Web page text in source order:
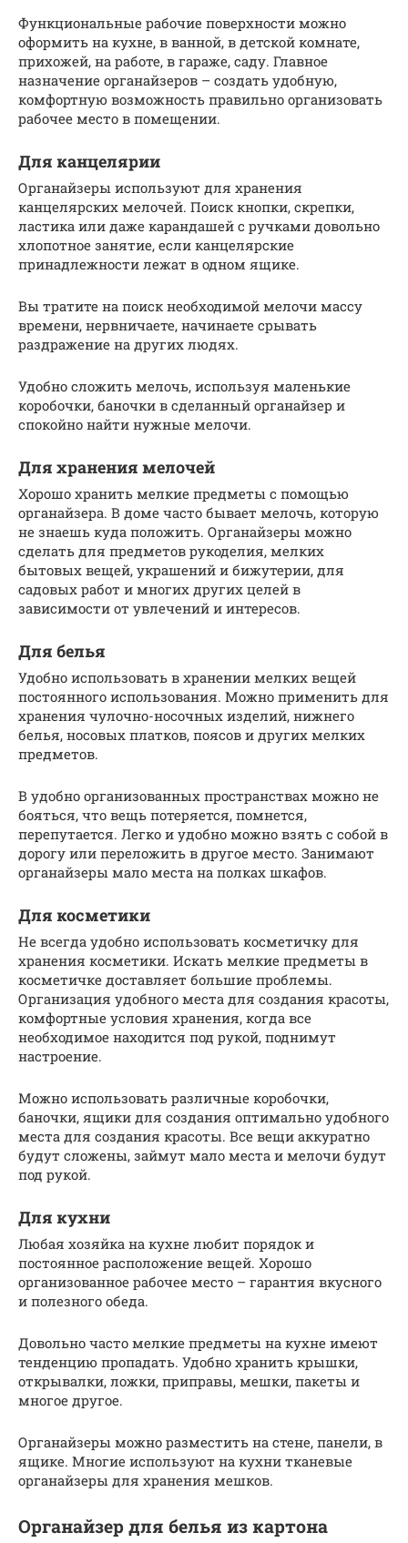
Функциональные рабочие поверхности можно
оформить на кухне, в ванной, в детской комнате,
прихожей, на работе, в гараже, саду. Главное
назначение органайзеров – создать удобную,
комфортную возможность правильно организовать
рабочее место в помещении.
Для канцелярии
Органайзеры используют для хранения
канцелярских мелочей. Поиск кнопки, скрепки,
ластика или даже карандашей с ручками довольно
хлопотное занятие, если канцелярские
принадлежности лежат в одном ящике.
Вы тратите на поиск необходимой мелочи массу
времени, нервничаете, начинаете срывать
раздражение на других людях.
Удобно сложить мелочь, используя маленькие
коробочки, баночки в сделанный органайзер и
спокойно найти нужные мелочи.
Для хранения мелочей
Хорошо хранить мелкие предметы с помощью
органайзера. В доме часто бывает мелочь, которую
не знаешь куда положить. Органайзеры можно
сделать для предметов рукоделия, мелких
бытовых вещей, украшений и бижутерии, для
садовых работ и многих других целей в
зависимости от увлечений и интересов.
Для белья
Удобно использовать в хранении мелких вещей
постоянного использования. Можно применить для
хранения чулочно-носочных изделий, нижнего
белья, носовых платков, поясов и других мелких
предметов.
В удобно организованных пространствах можно не
бояться, что вещь потеряется, помнется,
перепутается. Легко и удобно можно взять с собой в
дорогу или переложить в другое место. Занимают
органайзеры мало места на полках шкафов.
Для косметики
Не всегда удобно использовать косметичку для
хранения косметики. Искать мелкие предметы в
косметичке доставляет большие проблемы.
Организация удобного места для создания красоты,
комфортные условия хранения, когда все
необходимое находится под рукой, поднимут
настроение.
Можно использовать различные коробочки,
баночки, ящики для создания оптимально удобного
места для создания красоты. Все вещи аккуратно
будут сложены, займут мало места и мелочи будут
под рукой.
Для кухни
Любая хозяйка на кухне любит порядок и
постоянное расположение вещей. Хорошо
организованное рабочее место – гарантия вкусного
и полезного обеда.
Довольно часто мелкие предметы на кухне имеют
тенденцию пропадать. Удобно хранить крышки,
открывалки, ложки, приправы, мешки, пакеты и
многое другое.
Органайзеры можно разместить на стене, панели, в
ящике. Многие используют на кухни тканевые
органайзеры для хранения мешков.
Органайзер для белья из картона